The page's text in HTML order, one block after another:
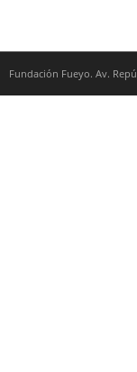
Fundación Fueyo. Av.